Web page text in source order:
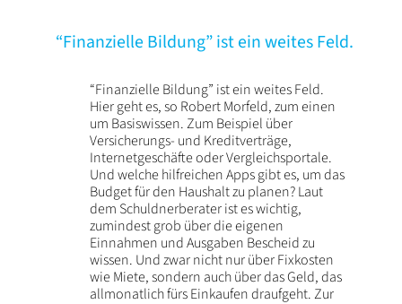
“Finanzielle Bildung” ist ein weites Feld.
“Finanzielle Bildung” ist ein weites Feld.
Hier geht es, so Robert Morfeld, zum einen
um Basiswissen. Zum Beispiel über
Versicherungs- und Kreditverträge,
Internetgeschäfte oder Vergleichsportale.
Und welche hilfreichen Apps gibt es, um das
Budget für den Haushalt zu planen? Laut
dem Schuldnerberater ist es wichtig,
zumindest grob über die eigenen
Einnahmen und Ausgaben Bescheid zu
wissen. Und zwar nicht nur über Fixkosten
wie Miete, sondern auch über das Geld, das
allmonatlich fürs Einkaufen draufgeht. Zur